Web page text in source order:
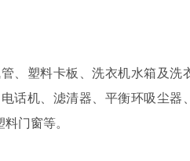
、塑料卡板、洗衣机水箱及洗
话机、滤清器、平衡环吸尘器
门窗等。